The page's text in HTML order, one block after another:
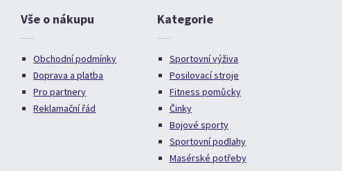
Vše o nákupu
Obchodní podmínky
Doprava a platba
Pro partnery
Reklamační řád
Kategorie
Sportovní výživa
Posilovací stroje
Fitness pomůcky
Činky
Bojové sporty
Sportovní podlahy
Masérské potřeby